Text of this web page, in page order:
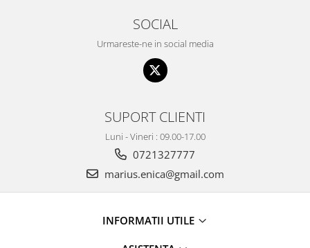
SOCIAL
Urmareste-ne in social media
SUPORT CLIENTI
Luni - Vineri : 09.00-17.00
0721327777
marius.enica@gmail.com
INFORMATII UTILE